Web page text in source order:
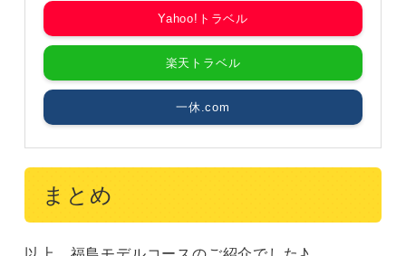
Yahoo!トラベル
楽天トラベル
一休.com
まとめ